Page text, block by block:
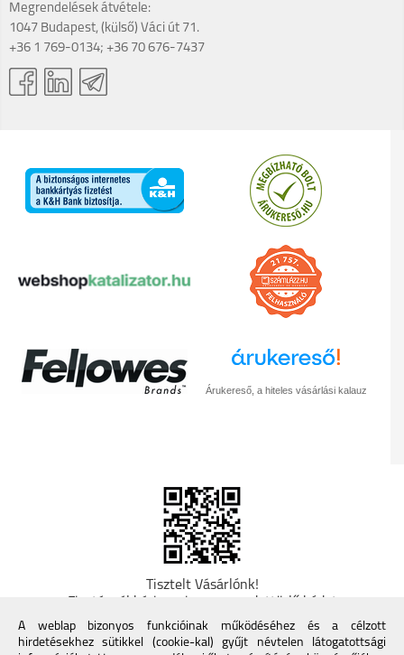
Megrendelések átvétele:
1047 Budapest, (külső) Váci út 71.
+36 1 769-0134; +36 70 676-7437
Árukereső, a hiteles vásárlási kalauz
Tisztelt Vásárlónk!
Fizetésnél kérje az ingyenes adattörlő kódot
adatainak biztonsága érdekében! A Kormány
döntése alapján a kereskedő minden tartós
A weblap bizonyos funkcióinak működéséhez és a célzott
hirdetésekhez sütikkel (cookie-kal) gyűjt névtelen látogatottsági